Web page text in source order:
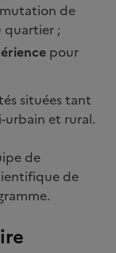
de
quartier ;
pour
situées tant
urbain et rural.
de
de